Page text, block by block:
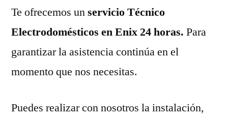
Te ofrecemos unservicio Técnico
Electrodomésticos en Enix 24 horas. Para
garantizar la asistencia continúa en el
momento que nos necesitas.
Puedes realizar con nosotros la instalación,